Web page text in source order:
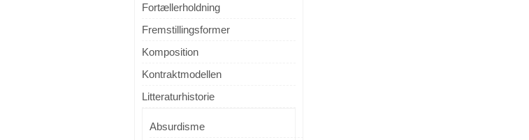
Fortællerholdning
Fremstillingsformer
Komposition
Kontraktmodellen
Litteraturhistorie
Absurdisme